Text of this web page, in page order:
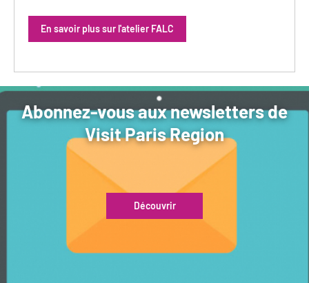
En savoir plus sur l'atelier FALC
Abonnez-vous aux newsletters de
Visit Paris Region
Découvrir